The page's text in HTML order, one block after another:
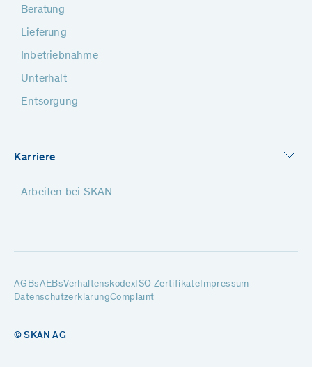
Beratung
Lieferung
Inbetriebnahme
Unterhalt
Entsorgung
Karriere
Arbeiten bei SKAN
AGBsAEBsVerhaltenskodexISO ZertifikateImpressum
DatenschutzerklärungComplaint
© SKAN AG